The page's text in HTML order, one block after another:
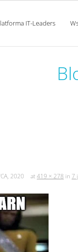
IT-Leaders
2020 at419 × 278 in 7